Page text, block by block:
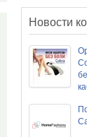
Новости